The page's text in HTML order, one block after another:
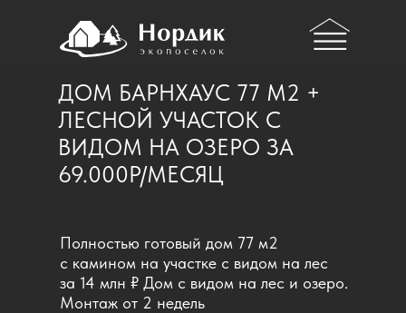
ДОМ БАРНХАУС 77 М2 +
ЛЕСНОЙ УЧАСТОК С
ВИДОМ НА ОЗЕРО ЗА
69.000Р/МЕСЯЦ
Полностью готовый дом 77 м2
с камином на участке с видом на лес
за 14 млн ₽ Дом с видом на лес и озеро.
Монтаж от 2 недель